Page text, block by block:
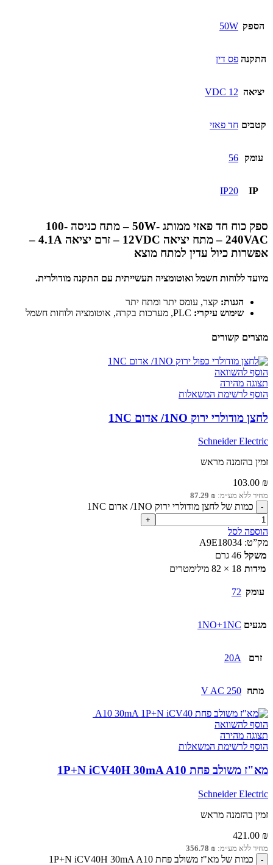
הספק 50W
התקנה פס דין
יציאה 12 VDC
קטבים חד פאזי
עומק 56
IP
IP20
ספק כוח חד פאזי ממותג -50W – מתח כניסה 100-
240VAC – מתח יציאה 12VDC – זרם יציאה 4.1A –
אפשרות כיול עדין למתח מוצא
מיועד ללוחות חשמל ואוטומציה תעשייתית עם התקנה מודולרית.
הגנות: קצר, עומס יתר ומתח יתר
שימוש עיקרי:
מוצרים קשורים
הוסף להשוואה
תצוגה מהירה
הוסף לרשימת המשאלות
לחצן מודולרי ירוק 1NO/ אדום 1NC
Schneider Electric
זמין בהזמנה מראש
103.00 ₪
מחיר ללא מע״מ: 87.29 ₪
כמות של לחצן מודולרי ירוק 1NO/ אדום 1NC
הוספה לסל
מק”ט: A9E18034
משקל 46 גרם
מידות 18 × 82 מילימטרים
עומק 72
מגעים 1NO+1NC
זרם 20A
מתח 250 V AC
הוסף להשוואה
תצוגה מהירה
הוסף לרשימת המשאלות
מא"ז משולב פחת 1P+N iCV40H 30mA A10
Schneider Electric
זמין בהזמנה מראש
421.00 ₪
מחיר ללא מע״מ: 356.78 ₪
כמות של מא"ז משולב פחת 1P+N iCV40H 30mA A10